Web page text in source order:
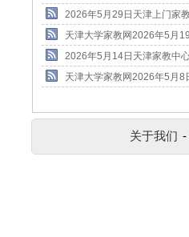
2026年5月29日天津上门家
天津大学家教网2026年5月
2026年5月14日天津家教中
天津大学家教网2026年5月8
关于我们 -